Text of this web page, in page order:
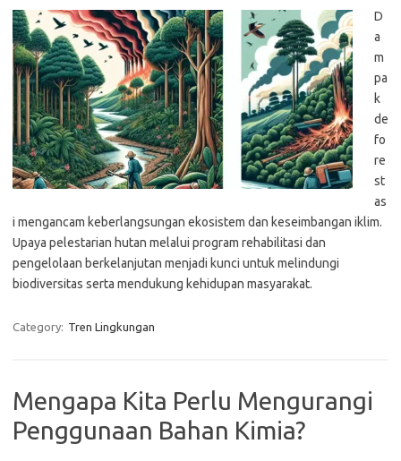
D
a
m
pa
k
de
fo
re
st
as
i mengancam keberlangsungan ekosistem dan keseimbangan iklim.
Upaya pelestarian hutan melalui program rehabilitasi dan
pengelolaan berkelanjutan menjadi kunci untuk melindungi
biodiversitas serta mendukung kehidupan masyarakat.
Category: Tren Lingkungan
Mengapa Kita Perlu Mengurangi
Penggunaan Bahan Kimia?